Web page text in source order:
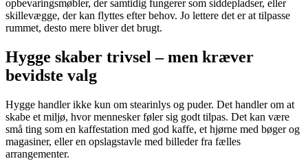
opbevaringsmøbler, der samtidig fungerer som siddepladser, eller
skillevægge, der kan flyttes efter behov. Jo lettere det er at tilpasse
rummet, desto mere bliver det brugt.
Hygge skaber trivsel – men kræver
bevidste valg
Hygge handler ikke kun om stearinlys og puder. Det handler om at
skabe et miljø, hvor mennesker føler sig godt tilpas. Det kan være
små ting som en kaffestation med god kaffe, et hjørne med bøger og
magasiner, eller en opslagstavle med billeder fra fælles
arrangementer.